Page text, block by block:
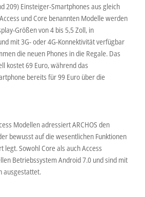
209) Einsteiger-Smartphones aus gleich
und Core benannten Modelle werden
Größen von 4 bis 5,5 Zoll, in
mit 3G- oder 4G-Konnektivität verfügbar
die neuen Phones in die Regale. Das
kostet 69 Euro, während das
bereits für 99 Euro über die
Modellen adressiert ARCHOS den
bewusst auf die wesentlichen Funktionen
legt. Sowohl Core als auch Access
Betriebssystem Android 7.0 und sind mit
ausgestattet.